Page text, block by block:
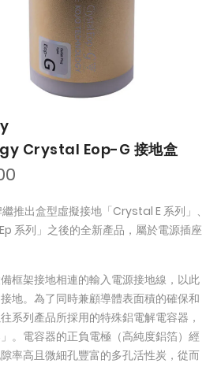
Crystal Eop-G 接地盒
推出盒型虛擬接地「Crystal E 系列」、
系列」之後的全新產品，屬於電源插座
框架接地相連的輸入電源接地線，以此
地。為了同時兼顧導體表面積的確保和
系列產品所採用的特殊鋁電解電容器，
。電容器的正負電極（高純度鋁箔）經
率高且微細孔豐富的多孔活性炭，從而